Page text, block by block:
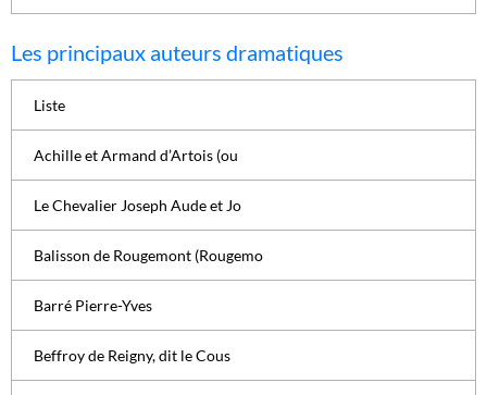
Les principaux auteurs dramatiques
Liste
Achille et Armand d’Artois (ou
Le Chevalier Joseph Aude et Jo
Balisson de Rougemont (Rougemo
Barré Pierre-Yves
Beffroy de Reigny, dit le Cous